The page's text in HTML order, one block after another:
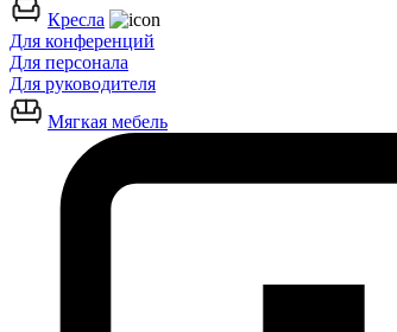
Кресла
Для конференций
Для персонала
Для руководителя
Мягкая мебель